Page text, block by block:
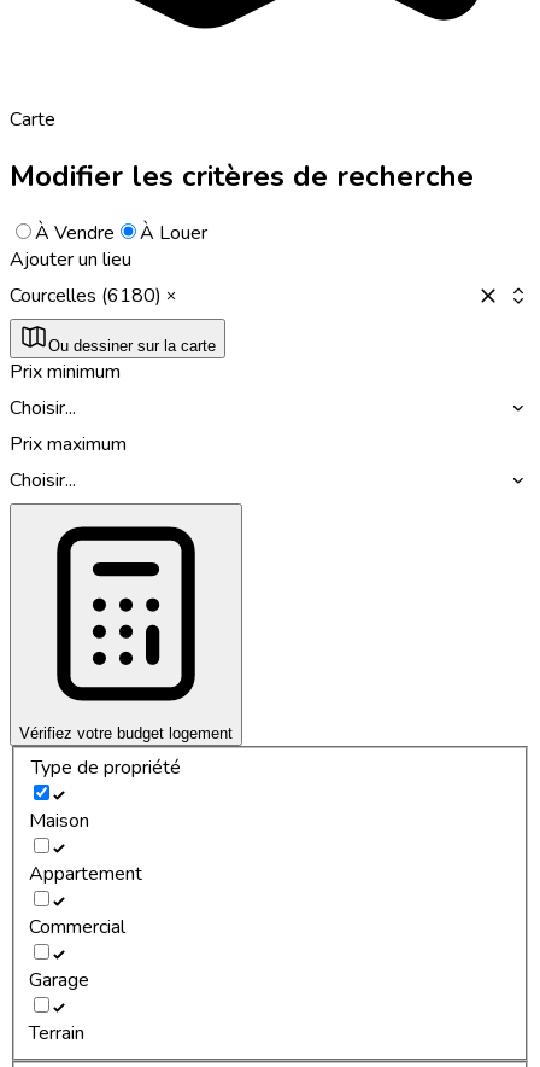
Carte
Modifier les critères de recherche
À Vendre
À Louer
Ajouter un lieu
Courcelles (6180)
Ou dessiner sur la carte
Prix minimum
Choisir...
Prix maximum
Choisir...
Vérifiez votre budget logement
Type de propriété
Maison
Appartement
Commercial
Garage
Terrain